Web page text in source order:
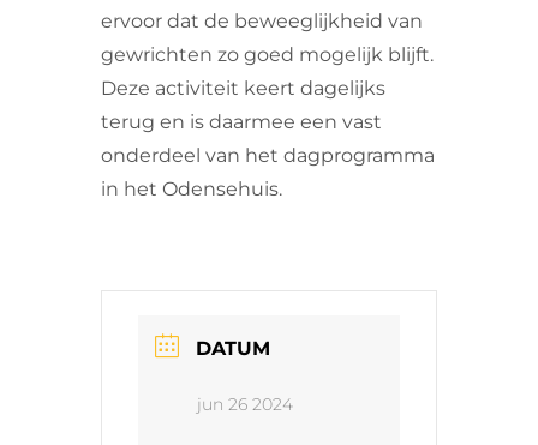
ervoor dat de beweeglijkheid van
gewrichten zo goed mogelijk blijft.
Deze activiteit keert dagelijks
terug en is daarmee een vast
onderdeel van het dagprogramma
in het Odensehuis.
DATUM
jun 26 2024